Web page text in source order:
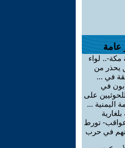
عامة
مكة-.. لواء
يحذر من
في ...
في
على
اليمنية ...
تورط
في حرب